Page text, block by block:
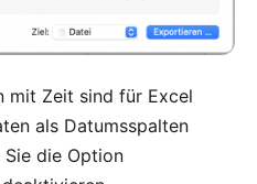
mit Zeit sind für Excel
als Datumsspalten
die Option